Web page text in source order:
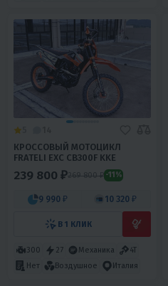
КРОССОВЫЙ МОТОЦИКЛ
FRATELI EXC CB300F KKE
239 800 ₽269 800 ₽ -11%
9 990 ₽ 10 320 ₽
В 1 КЛИК
300 27 Механика
4T
Нет
Воздушное Италия